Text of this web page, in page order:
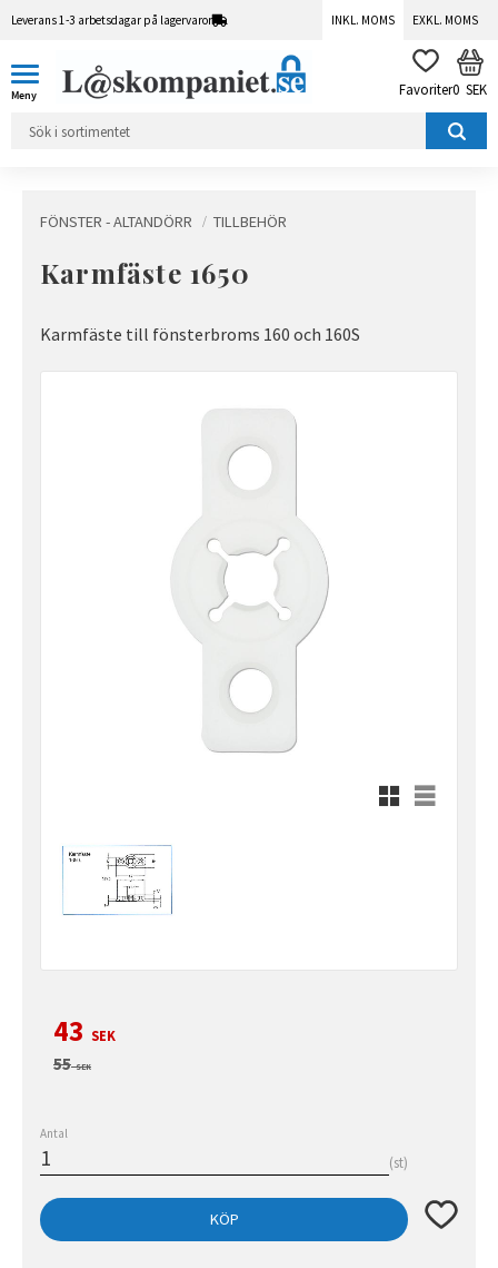
Leverans 1-3 arbetsdagar på lagervaror INKL. MOMS EXKL. MOMS
FAVORITER
0 SEK
FÖNSTER - ALTANDÖRR TILLBEHÖR
Karmfäste 1650
Karmfäste till fönsterbroms 160 och 160S
Rutnätsvy
Listvy
Nedsatt pris:
43 SEK
Ordinarie pris:
55SEK
Antal
st
KÖP Lägg till